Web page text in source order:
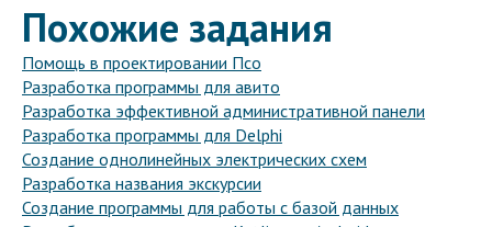
Похожие задания
Помощь в проектировании Псо
Разработка программы для авито
Разработка эффективной административной панели
Разработка программы для Delphi
Создание однолинейных электрических схем
Разработка названия экскурсии
Создание программы для работы с базой данных